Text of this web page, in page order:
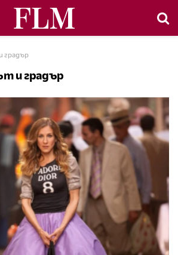
градър
и градър